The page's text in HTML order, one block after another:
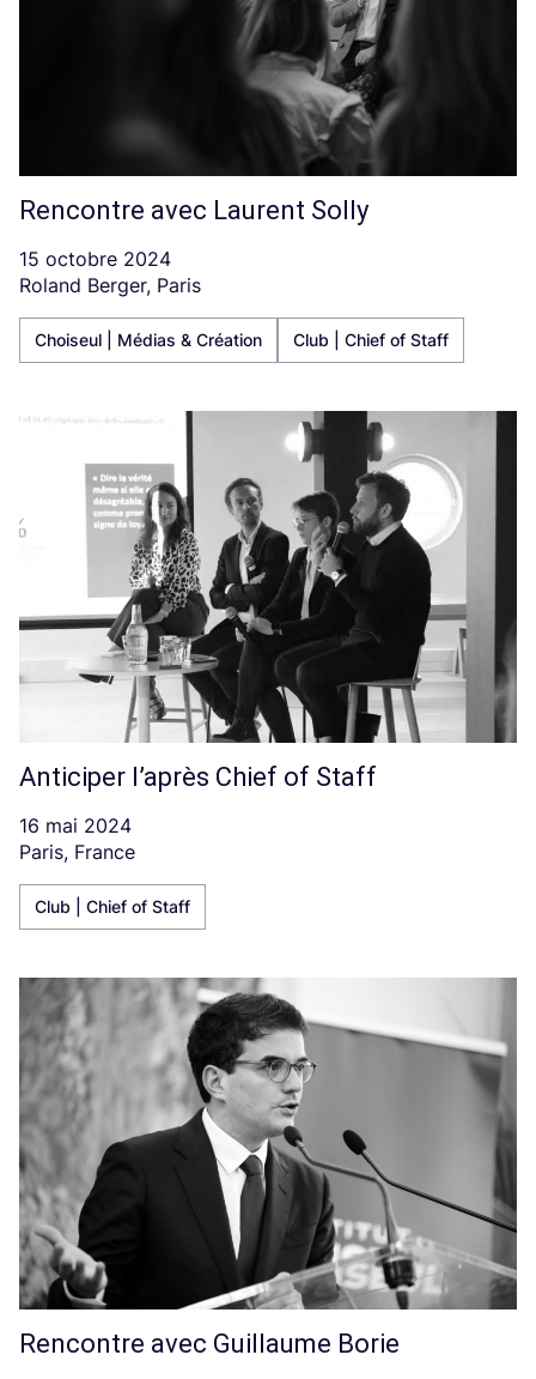
Rencontre avec Laurent Solly
15 octobre 2024
Roland Berger, Paris
Choiseul | Médias & Création Club | Chief of Staff
Anticiper l’après Chief of Staff
16 mai 2024
Paris, France
Club | Chief of Staff
Rencontre avec Guillaume Borie